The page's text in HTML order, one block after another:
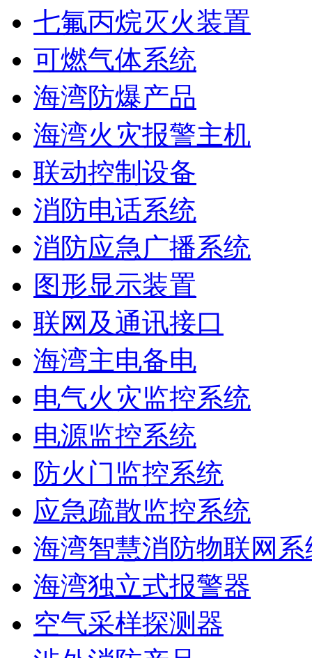
七氟丙烷灭火装置
可燃气体系统
海湾防爆产品
海湾火灾报警主机
联动控制设备
消防电话系统
消防应急广播系统
图形显示装置
联网及通讯接口
海湾主电备电
电气火灾监控系统
电源监控系统
防火门监控系统
应急疏散监控系统
海湾智慧消防物联网系
海湾独立式报警器
空气采样探测器